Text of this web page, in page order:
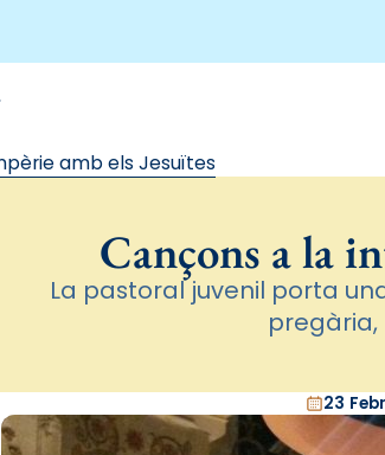
amb els Jesuïtes
Cançons a la
La pastoral juvenil porta
23